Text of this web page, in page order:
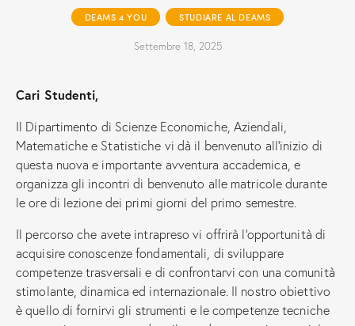
DEAMS 4 YOU STUDIARE AL DEAMS
Settembre 18, 2025
Cari Studenti,
Il Dipartimento di Scienze Economiche, Aziendali,
Matematiche e Statistiche vi dà il benvenuto all’inizio di
questa nuova e importante avventura accademica, e
organizza gli incontri di benvenuto alle matricole durante
le ore di lezione dei primi giorni del primo semestre.
Il percorso che avete intrapreso vi offrirà l’opportunità di
acquisire conoscenze fondamentali, di sviluppare
competenze trasversali e di confrontarvi con una comunità
stimolante, dinamica ed internazionale. Il nostro obiettivo
è quello di fornirvi gli strumenti e le competenze tecniche